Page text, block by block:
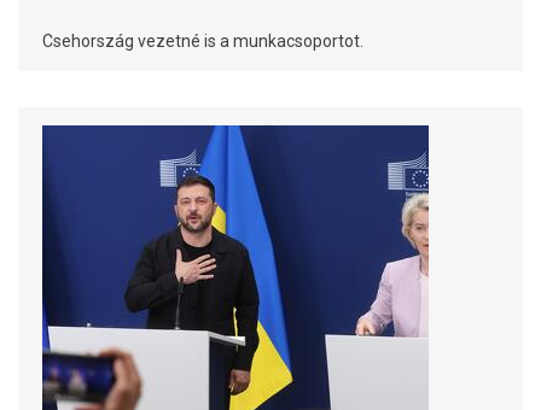
Csehország vezetné is a munkacsoportot.